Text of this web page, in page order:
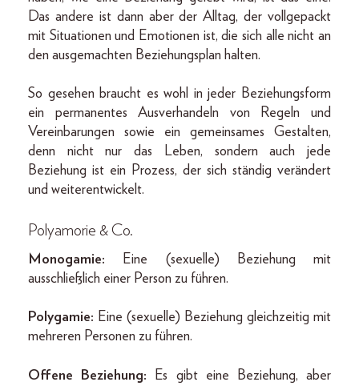
Das andere ist dann aber der Alltag, der vollgepackt
mit Situationen und Emotionen ist, die sich alle nicht an
den ausgemachten Beziehungsplan halten.
So gesehen braucht es wohl in jeder Beziehungsform
ein permanentes Ausverhandeln von Regeln und
Vereinbarungen sowie ein gemeinsames Gestalten,
denn nicht nur das Leben, sondern auch jede
Beziehung ist ein Prozess, der sich ständig verändert
und weiterentwickelt.
Polyamorie & Co.
Monogamie: Eine (sexuelle) Beziehung mit
ausschließlich einer Person zu führen.
Polygamie: Eine (sexuelle) Beziehung gleichzeitig mit
mehreren Personen zu führen.
Offene Beziehung: Es gibt eine Beziehung, aber